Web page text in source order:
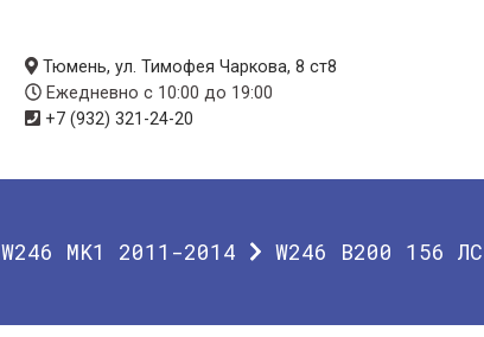
Тюмень, ул. Тимофея Чаркова, 8 ст8
Ежедневно с 10:00 до 19:00
+7 (932) 321-24-20
W246 MK1 2011-2014 W246 B200 156 ЛС